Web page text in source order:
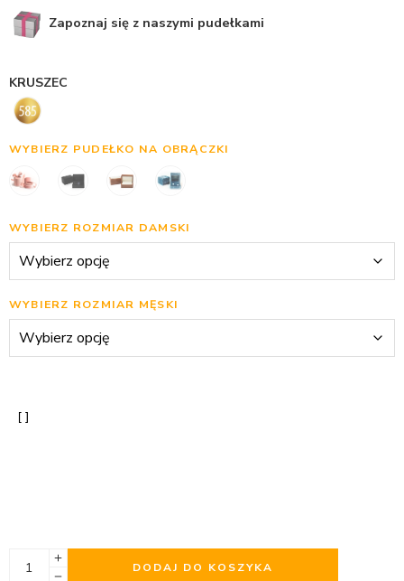
Zapoznaj się z naszymi pudełkami
KRUSZEC
WYBIERZ PUDEŁKO NA OBRĄCZKI
WYBIERZ ROZMIAR DAMSKI
WYBIERZ ROZMIAR MĘSKI
DODAJ DO KOSZYKA